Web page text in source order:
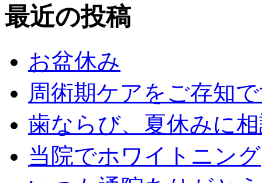
最近の投稿
お盆休み
周術期ケアをご存知
歯ならび、夏休みに
当院でホワイトニング